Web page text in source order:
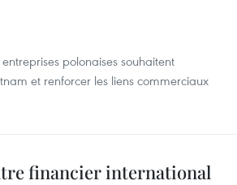
polonaises souhaitent
et renforcer les liens commerciaux
financier international